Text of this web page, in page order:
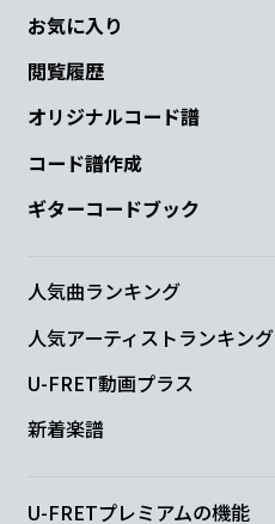
お気に入り
閲覧履歴
オリジナルコード譜
コード譜作成
ギターコードブック
人気曲ランキング
人気アーティストランキング
U-FRET動画プラス
新着楽譜
U-FRETプレミアムの機能